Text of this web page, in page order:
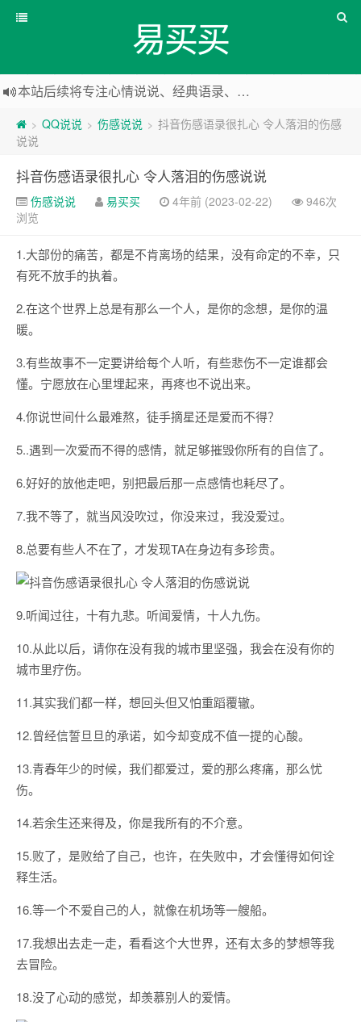
易买买
本站后续将专注心情说说、经典语录、心情随笔等
本站改版，下架友情链接
> QQ说说 > 伤感说说 > 抖音伤感语录很扎心 令人落泪的伤感
说说
抖音伤感语录很扎心 令人落泪的伤感说说
伤感说说 易买买 4年前 (2023-02-22)
946次
浏览
1.大部份的痛苦，都是不肯离场的结果，没有命定的不幸，只
有死不放手的执着。
2.在这个世界上总是有那么一个人，是你的念想，是你的温
暖。
3.有些故事不一定要讲给每个人听，有些悲伤不一定谁都会
懂。宁愿放在心里埋起来，再疼也不说出来。
4.你说世间什么最难熬，徒手摘星还是爱而不得？
5..遇到一次爱而不得的感情，就足够摧毁你所有的自信了。
6.好好的放他走吧，别把最后那一点感情也耗尽了。
7.我不等了，就当风没吹过，你没来过，我没爱过。
8.总要有些人不在了，才发现TA在身边有多珍贵。
9.听闻过往，十有九悲。听闻爱情，十人九伤。
10.从此以后，请你在没有我的城市里坚强，我会在没有你的
城市里疗伤。
11.其实我们都一样，想回头但又怕重蹈覆辙。
12.曾经信誓旦旦的承诺，如今却变成不值一提的心酸。
13.青春年少的时候，我们都爱过，爱的那么疼痛，那么忧
伤。
14.若余生还来得及，你是我所有的不介意。
15.败了，是败给了自己，也许，在失败中，才会懂得如何诠
释生活。
16.等一个不爱自己的人，就像在机场等一艘船。
17.我想出去走一走，看看这个大世界，还有太多的梦想等我
去冒险。
18.没了心动的感觉，却羡慕别人的爱情。